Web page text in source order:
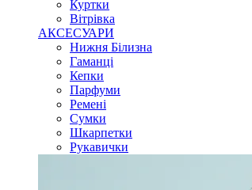
Куртки
Вітрівка
АКСЕСУАРИ
Нижня Білизна
Гаманці
Кепки
Парфуми
Ремені
Сумки
Шкарпетки
Рукавички